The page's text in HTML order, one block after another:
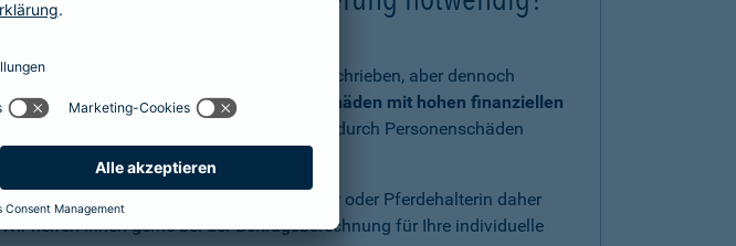
nicht gesetzlich vorgeschrieben, aber dennoch
aufgrund Ihrer Statur und Kraft
Schäden mit hohen finanziellen
Schadenersatzansprüche, verursacht durch Personenschäden
für Ihr Pferd ist für Sie als Pferdehalter oder Pferdehalterin daher
helfen Ihnen gerne bei der Beitragsberechnung für Ihre individuelle